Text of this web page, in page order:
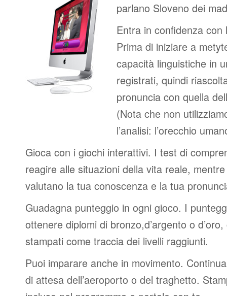
parlano Sloveno dei
Entra in confidenza
Prima di iniziare a
capacità linguistiche in
registrati, quindi
pronuncia con quella
(Nota che non
l’analisi: l’orecchio
Gioca con i giochi interattivi. I test di
reagire alle situazioni della vita reale,
valutano la tua conoscenza e la tua
Guadagna punteggio in ogni gioco. I
ottenere diplomi di bronzo,d’argento o
stampati come traccia dei livelli raggiunti.
Puoi imparare anche in movimento.
di attesa dell’aeroporto o del traghetto.